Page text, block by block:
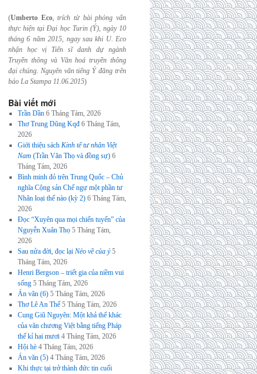
(Umberto Eco,trích từ bài phỏng vấn
thực hiện tại Đại học Turin (Ý), ngày 10
tháng 6 năm 2015, ngay sau khi U. Eco
nhận học vị Tiến sĩ danh dự ngành
Truyền thông và Văn hoá truyền thông
đại chúng. Nguyên văn tiếng Ý đăng trên
báo La Stampa 11.06.2015)
Bài viết mới
Trần Dần 6 Tháng Tám, 2026
Thơ Trung Dũng Kqđ 6 Tháng Tám,
2026
Giới thiệu sách Kinh tế tư nhân Việt
Nam (Trần Văn Thọ và đồng sự) 6
Tháng Tám, 2026
Bình minh đỏ trên Trung Quốc – Chủ
nghĩa Cộng sản Chế ngự một phần tư
Nhân loại thế nào (kỳ 2) 6 Tháng Tám,
2026
Đọc “Xuyên qua mọi chiến tuyến” của
Nguyễn Xuân Thọ 5 Tháng Tám,
2026
Sau nửa đời, đọc lại Nẻo về của ý 5
Tháng Tám, 2026
Henri Bergson – triết gia của niềm vui
sống 5 Tháng Tám, 2026
Án văn (6) 5 Tháng Tám, 2026
Thơ Lê An Thế 5 Tháng Tám, 2026
Cung Giũ Nguyên: Một khả thể khác
của văn chương Việt bằng tiếng Pháp
thế kỉ hai mươi 4 Tháng Tám, 2026
Hội hè 4 Tháng Tám, 2026
Án văn (5) 4 Tháng Tám, 2026
Khi thực tại trở thành đức tin cuối